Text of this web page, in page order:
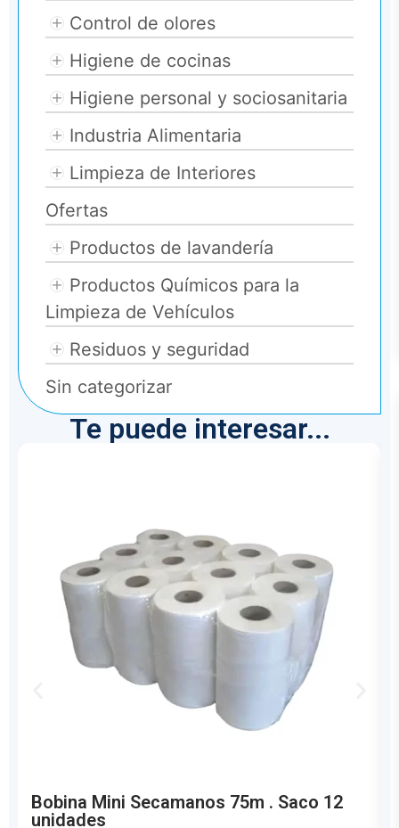
Control de olores
Higiene de cocinas
Higiene personal y sociosanitaria
Industria Alimentaria
Limpieza de Interiores
Ofertas
Productos de lavandería
Productos Químicos para la
Limpieza de Vehículos
Residuos y seguridad
Sin categorizar
Te puede interesar...
Bobina Mini Secamanos 75m . Saco 12
unidades